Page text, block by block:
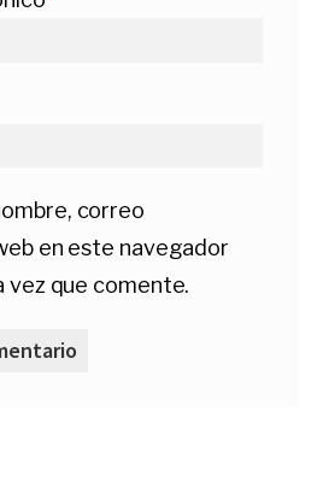
correo
en este navegador
vez que comente.